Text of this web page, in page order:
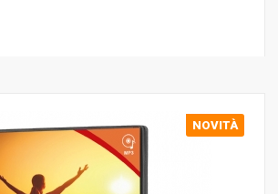
NOVITÀ